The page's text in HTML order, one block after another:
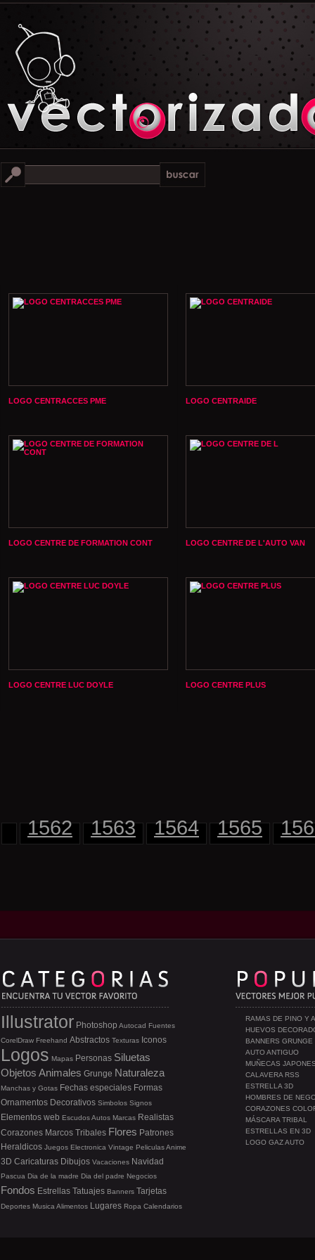
LOGO CENTRACCES PME LOGO CENTRAIDE
LOGO CENTRE DE FORMATION CONT LOGO CENTRE DE L'AUTO VAN
LOGO CENTRE LUC DOYLE LOGO CENTRE PLUS
1562 1563 1564 1565
RAMAS DE PINO Y
HUEVOS
BANNERS GRUNGE
AUTO ANTIGUO
MUÑECAS
CALAVERA RSS
ESTRELLA 3D
HOMBRES DE
CORAZONES
MÁSCARA TRIBAL
ESTRELLAS EN 3D
LOGO GAZ AUTO
Illustrator Photoshop Autocad Fuentes
CorelDraw Freehand Abstractos Texturas Iconos
Logos Mapas Personas Siluetas
Objetos Animales Grunge Naturaleza
Manchas y Gotas Fechas especiales Formas
Ornamentos Decorativos Simbolos Signos
Elementos web EscudosAutos Marcas Realistas
Corazones Marcos Tribales Flores Patrones
Heraldicos Juegos Electronica Vintage PeliculasAnime
3D Caricaturas Dibujos Vacaciones Navidad
Pascua Dia de la madre Dia del padre Negocios
Fondos Estrellas Tatuajes Banners Tarjetas
Deportes Musica Alimentos Lugares Ropa Calendarios